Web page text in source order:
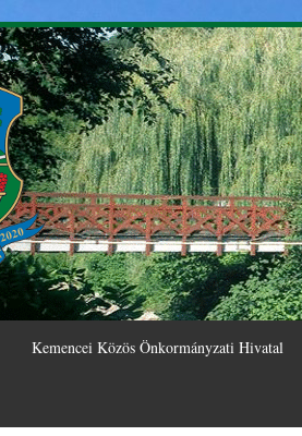
Kemencei Közös Önkormányzati Hivatal